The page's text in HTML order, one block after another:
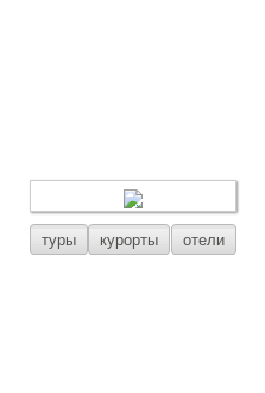
туры курорты отели